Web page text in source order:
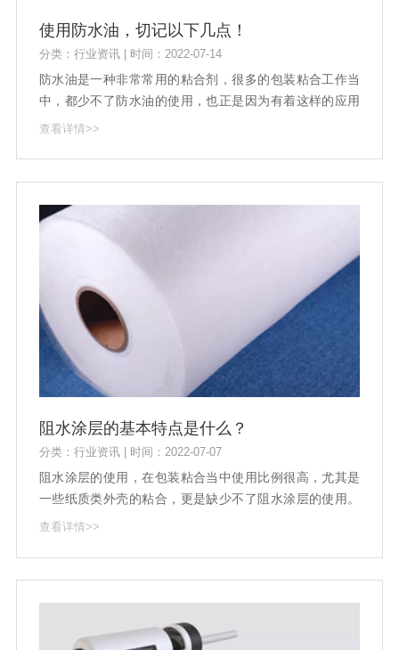
使用防水油，切记以下几点！
分类：行业资讯 | 时间：2022-07-14
防水油是一种非常常用的粘合剂，很多的包装粘合工作当
中，都少不了防水油的使用，也正是因为有着这样的应用
效果，所以对于防水油来说，当前的市场发展也呈现出不
查看详情>>
阻水涂层的基本特点是什么？
分类：行业资讯 | 时间：2022-07-07
阻水涂层的使用，在包装粘合当中使用比例很高，尤其是
一些纸质类外壳的粘合，更是缺少不了阻水涂层的使用。
在如今的包装材料的使用当中，纸质类的材质选择，仍然
查看详情>>